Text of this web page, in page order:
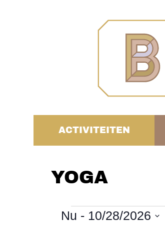
ACTIVITEITEN
YOGA
Nu - 10/28/2026